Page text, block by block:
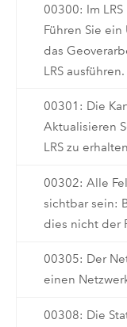
00300: Im
Führen Sie ein
das
LRS ausführen.
00301: Die
Aktualisieren
LRS zu
00302: Alle
sichtbar sein:
dies nicht der
00305: Der
einen
00308: Die